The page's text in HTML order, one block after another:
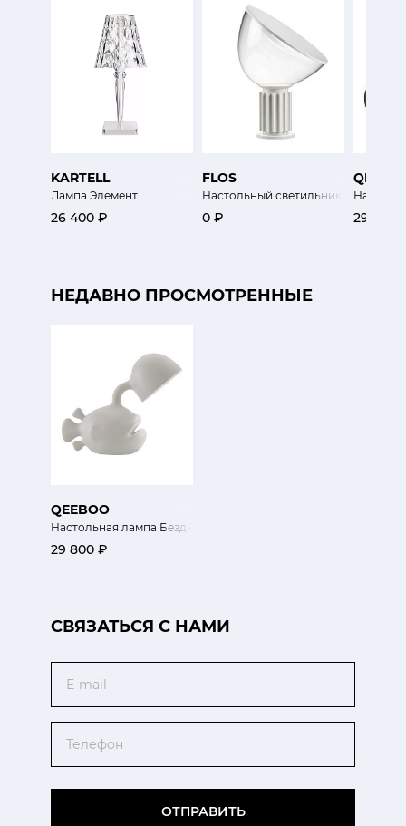
KARTELL
Лампа Элемент
26 400 ₽
FLOS
Настольный светильник Taccia
0 ₽ 29 800
НЕДАВНО ПРОСМОТРЕННЫЕ
QEEBOO
Настольная лампа Бездна Белая
29 800 ₽
CВЯЗАТЬСЯ С НАМИ
ОТПРАВИТЬ